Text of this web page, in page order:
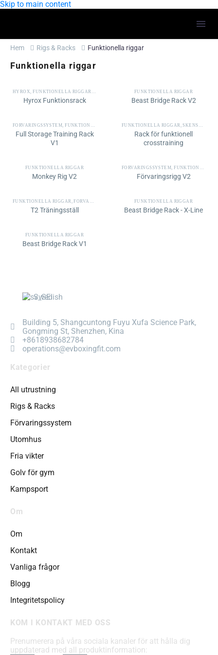
Skip to main content
Hem Rigs & Racks Funktionella riggar
Funktionella riggar
HYROX,FUNKTIONELLA RIGGAR ,FÖRVARINGSSYSTEM
Hyrox Funktionsrack
FUNKTIONELLA RIGGAR
Beast Bridge Rack V2
FÖRVARINGSSYSTEM,FUNKTIONELLA RIGGAR
Full Storage Training Rack
V1
FUNKTIONELLA RIGGAR,SKENSYSTEM FÖR STANSSÄCKAR
Rack för funktionell
crosstraining
FUNKTIONELLA RIGGAR
Monkey Rig V2
FÖRVARINGSSYSTEM,FUNKTIONELLA RIGGAR
Förvaringsrigg V2
FUNKTIONELLA RIGGAR,FÖRVARINGSSYSTEM
T2 Träningsställ
FUNKTIONELLA RIGGAR
Beast Bridge Rack - X-Line
FUNKTIONELLA RIGGAR
Beast Bridge Rack V1
Swedish
Building 5, Shangcuntong Fuyu Xufa Science Park,
Gongming St, Shenzhen, Kina
+8618938682784
operations@evboxingfit.com
Kategorier
All utrustning
Rigs & Racks
Förvaringssystem
Utomhus
Fria vikter
Golv för gym
Kampsport
Om
Om
Kontakt
Vanliga frågor
Blogg
Integritetspolicy
KOM I KONTAKT MED OSS
Prenumerera på våra sociala kanaler för att hålla dig
uppdaterad med all produktinformation: